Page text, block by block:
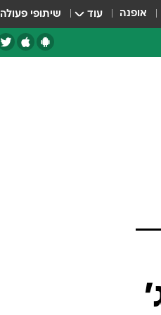
אופנה עוד שיתופי פעולה